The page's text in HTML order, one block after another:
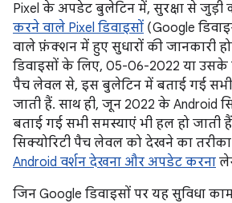
Pixel के अपडेट बुलेटिन में, सुरक्षा से जुड़ी
करने वाले Pixel डिवाइसों (Google
वाले फ़ंक्शन में हुए सुधारों की जानकारी
डिवाइसों के लिए, 05-06-2022 या उसके
पैच लेवल से, इस बुलेटिन में बताई गई
जाती हैं. साथ ही, जून 2022 के Android
बताई गई सभी समस्याएं भी हल हो जाती
सिक्योरिटी पैच लेवल को देखने का
Android वर्शन देखना और अपडेट करना
जिन Google डिवाइसों पर यह सुविधा